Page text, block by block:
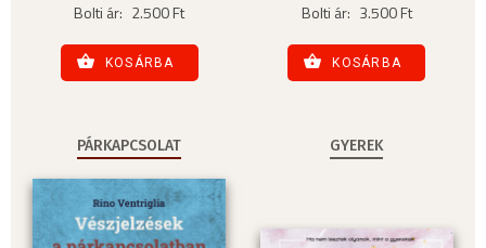
Bolti ár: 2.500 Ft
KOSÁRBA
Bolti ár: 3.500 Ft
KOSÁRBA
PÁRKAPCSOLAT GYEREK